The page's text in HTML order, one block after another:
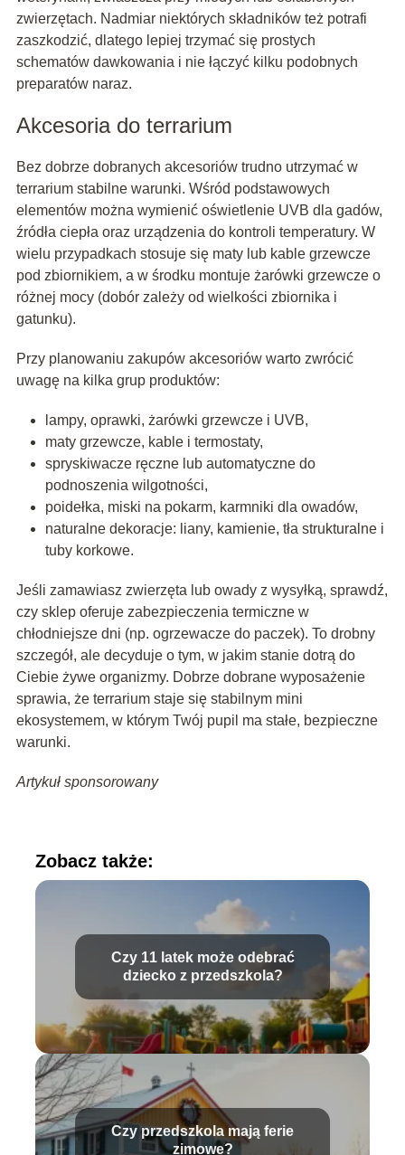
zwierzętach. Nadmiar niektórych składników też potrafi
zaszkodzić, dlatego lepiej trzymać się prostych
schematów dawkowania i nie łączyć kilku podobnych
preparatów naraz.
Akcesoria do terrarium
Bez dobrze dobranych akcesoriów trudno utrzymać w
terrarium stabilne warunki. Wśród podstawowych
elementów można wymienić oświetlenie UVB dla gadów,
źródła ciepła oraz urządzenia do kontroli temperatury. W
wielu przypadkach stosuje się maty lub kable grzewcze
pod zbiornikiem, a w środku montuje żarówki grzewcze o
różnej mocy (dobór zależy od wielkości zbiornika i
gatunku).
Przy planowaniu zakupów akcesoriów warto zwrócić
uwagę na kilka grup produktów:
lampy, oprawki, żarówki grzewcze i UVB,
maty grzewcze, kable i termostaty,
spryskiwacze ręczne lub automatyczne do
podnoszenia wilgotności,
poidełka, miski na pokarm, karmniki dla owadów,
naturalne dekoracje: liany, kamienie, tła strukturalne i
tuby korkowe.
Jeśli zamawiasz zwierzęta lub owady z wysyłką, sprawdź,
czy sklep oferuje zabezpieczenia termiczne w
chłodniejsze dni (np. ogrzewacze do paczek). To drobny
szczegół, ale decyduje o tym, w jakim stanie dotrą do
Ciebie żywe organizmy. Dobrze dobrane wyposażenie
sprawia, że terrarium staje się stabilnym mini
ekosystemem, w którym Twój pupil ma stałe, bezpieczne
warunki.
Artykuł sponsorowany
Zobacz także:
Czy 11 latek może odebrać
dziecko z przedszkola?
Czy przedszkola mają ferie
zimowe?